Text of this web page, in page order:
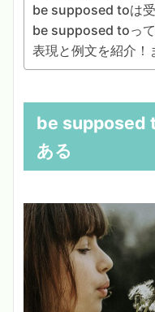
be supposed toは
be supposed toっ
表現と例文を紹介！
be supposed
ある